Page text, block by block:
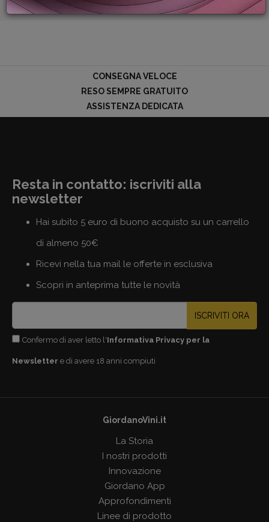
GIFT
CONSEGNA VELOCE
RESO SEMPRE GRATUITO
ASSISTENZA DEDICATA
Resta in contatto: iscriviti alla
newsletter
Hai subito 5 euro di buono acquisto su un carrello
di almeno 50€
Ricevi nella tua mail le offerte in esclusiva
Scopri in anteprima tutte le novità
ISCRIVITI ORA
Confermo di aver letto l'Informativa Privacy per la
Newsletter e di avere 18 anni compiuti
GiordanoVini.it
La Storia
I nostri prodotti
Innovazione
Giordano App
Approfondimenti
Linee di prodotto